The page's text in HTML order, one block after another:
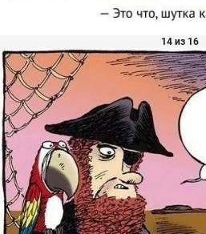
14 из 16